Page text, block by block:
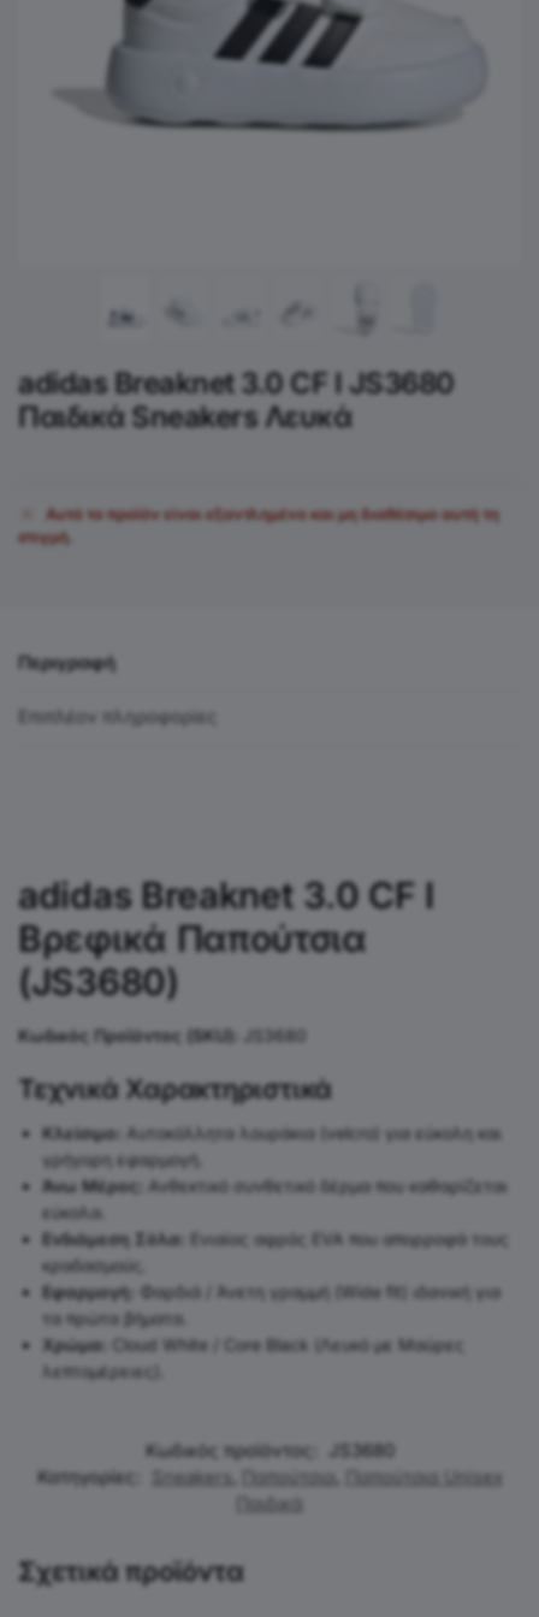
adidas Breaknet 3.0 CF I JS3680
Παιδικά Sneakers Λευκά
Αυτό το προϊόν είναι εξαντλημένο και μη διαθέσιμο αυτή τη
στιγμή.
Περιγραφή
Επιπλέον πληροφορίες
adidas Breaknet 3.0 CF I
Βρεφικά Παπούτσια
(JS3680)
Κωδικός Προϊόντος (SKU):
Τεχνικά Χαρακτηριστικά
Κλείσιμο: Αυτοκόλλητα λουράκια (velcro) για εύκολη και
γρήγορη εφαρμογή.
Άνω Μέρος:
Ανθεκτικό συνθετικό δέρμα που καθαρίζεται
εύκολα.
Ενδιάμεση Σόλα:
Ενιαίος αφρός EVA που απορροφά τους
κραδασμούς.
Εφαρμογή:
Φαρδιά / Άνετη γραμμή (Wide fit) ιδανική για
τα πρώτα βήματα.
Χρώμα:
Cloud White / Core Black (Λευκό με Μαύρες
λεπτομέρειες).
Κωδικός προϊόντος:
JS3680
Κατηγορίες:
Sneakers, Παπούτσια,
Παπούτσια Unisex
Παιδικά
Σχετικά προϊόντα